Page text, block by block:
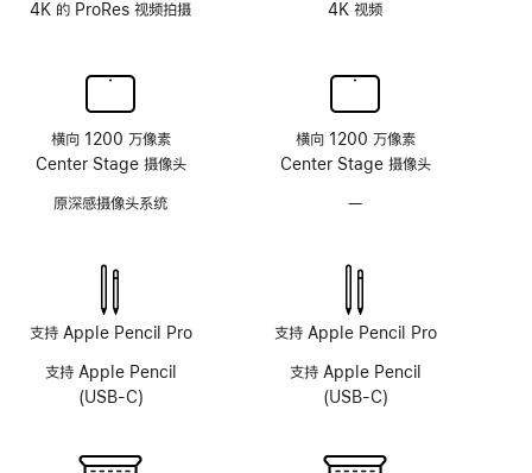
4K 的 ProRes 视频拍摄
横向 1200 万像素
Center Stage 摄像头
原深感摄像头系统
支持 Apple Pencil Pro
支持 Apple Pencil
(USB-C)
4K 视频
横向 1200 万像素
Center Stage 摄像头
—
像
系
统
支持 Apple Pencil Pro
支持 Apple Pencil
(USB-C)